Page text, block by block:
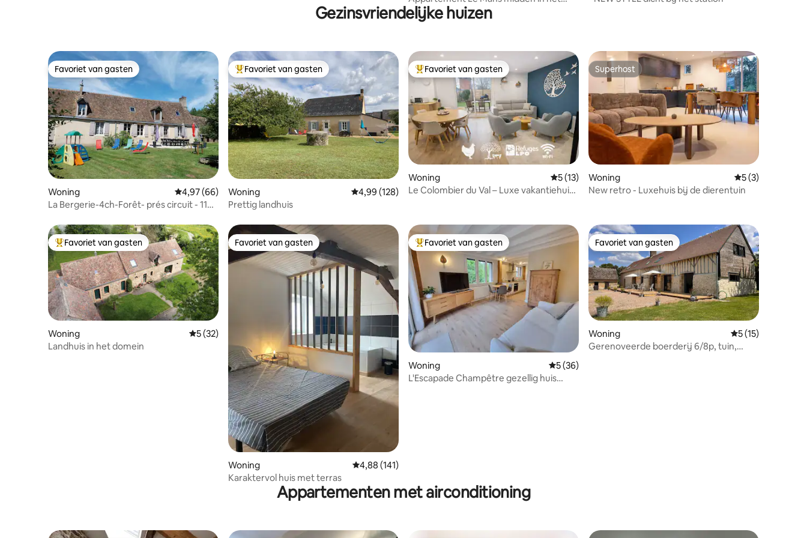
centrum
Gezinsvriendelijke huizen
Favoriet van gasten
Favoriet van gasten
Woning Gemiddelde beoordeling van 4,97 uit 5, 66 recensies
4,97 (66)
La Bergerie-4ch-Forêt- prés circuit - 11
Topfavoriet van gasten
Favoriet van gasten
Woning Gemiddelde beoordeling van 4,99 uit 5, 128 recensies
4,99 (128)
Prettig landhuis
Topfavoriet van gasten
Favoriet van gasten
Woning Gemiddelde beoordeling van 5 uit 5, 13 recensies
5 (13)
Le Colombier du Val – Luxe vakantiehuis
Superhost
Superhost
Woning Gemiddelde
5 (3)
New retro - Luxehuis bij de dierentuin
Topfavoriet van gasten
Favoriet van gasten
Woning Gemiddelde beoordeling van 5 uit 5, 32 recensies
5 (32)
Landhuis in het domein
Favoriet van gasten
Favoriet van gasten
Woning Gemiddelde beoordeling van 4,88 uit 5, 141 recensies
4,88 (141)
Karaktervol huis met terras
Topfavoriet van gasten
Favoriet van gasten
Woning Gemiddelde beoordeling van 5 uit 5, 36 recensies
5 (36)
L'Escapade Champêtre gezellig huis
Favoriet van gasten
Favoriet van gasten
Woning Gemiddelde
5 (15)
Gerenoveerde boerderij 6/8p, tuin,
Appartementen met airconditioning